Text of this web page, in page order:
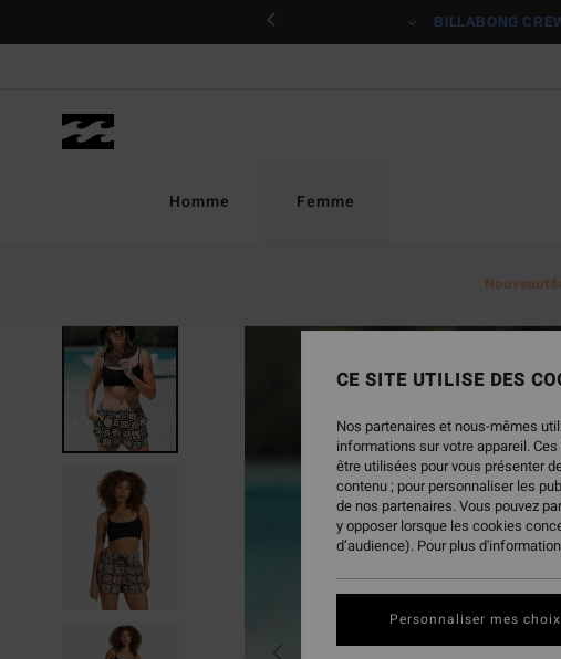
BILLABONG
Homme Femme
CE SITE UTILISE DES
Nos partenaires et nous-mêmes
informations sur votre appareil.
être utilisées pour vous présenter
contenu ; pour personnaliser les
de nos partenaires. Vous pouvez
y opposer lorsque les cookies
d’audience). Pour plus
Personnaliser mes choix